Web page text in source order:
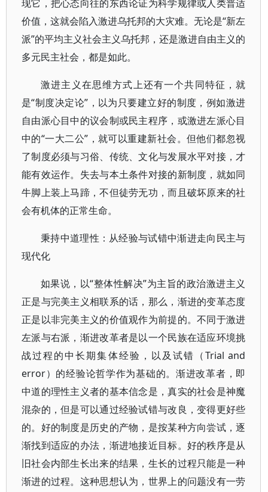
现它，把心态向往的东西论证为科学规律或人类普适
价值，这就会陷入激进乌托邦的大灾难。无论是“新左
派”的平均主义社会主义乌托邦，还是激进自由主义的
多元民主社会，都是如此。
激进主义在思维方式上还有一个共同特征，就
是“制度决定论”，以为只要建立好的制度，例如激进
自由派心目中的议会制或民主程序，或激进左派心目
中的“一大二公”，就可以重建新社会。但他们都忽视
了制度必须与习俗、传统、文化与发展水平对接，才
能有效运作。失去与本土条件对接的新制度，就如同
牛脚上装上马蹄，不但徒劳无功，而且破坏原来的社
会有机体的正常生命。
秉持中道理性：从经验与试错中渐进走向民主与
现代化
如果说，以“整体性解决”为主旨的政治激进主义
正是与完美主义相联系的话，那么，渐进的变革态度
正是以非完美主义的价值观作为前提的。不同于激进
左派与右派，渐进改革者是以一个民族在适应环境挑
战过程的中长期集体经验，以及试错（Trial and
error）的经验论哲学作为基础的。渐进改革者，即
中道的理性主义者的基本信念是，真实的社会是神魔
混杂的，但是可以通过经验试错与改良，变得更好些
的。好的制度是历史的产物，是按某种方向尝试，逐
渐找到适应的办法，渐进地接近目标。好的秩序是从
旧社会内部生长出来的结果，生长的过程只能是一种
渐进的过程。这种思想认为，世界上的问题没有一劳